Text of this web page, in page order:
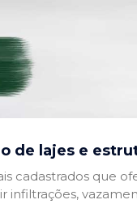
de lajes e
cadastrados que
infiltrações,